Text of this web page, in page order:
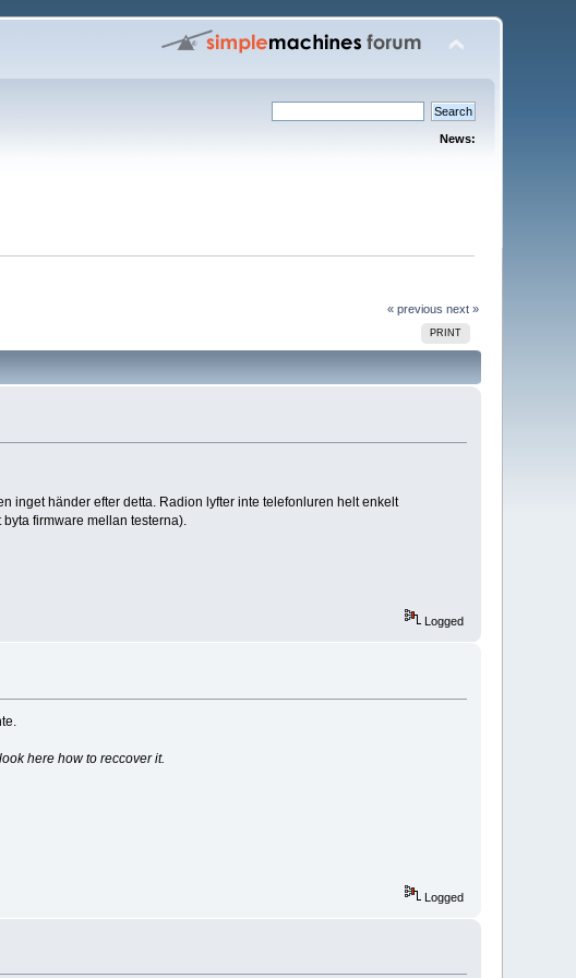
News:
« previous next »
PRINT
inget händer efter detta. Radion lyfter inte telefonluren helt enkelt
firmware mellan testerna).
Logged
here how to reccover it.
Logged